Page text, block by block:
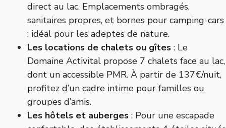
direct au lac. Emplacements ombragés,
sanitaires propres, et bornes pour camping-cars
: idéal pour les adeptes de nature.
Les locations de chalets ou gîtes : Le
Domaine Activital propose 7 chalets face au lac,
dont un accessible PMR. À partir de 137€/nuit,
profitez d’un cadre intime pour familles ou
groupes d’amis.
Les hôtels et auberges : Pour une escapade